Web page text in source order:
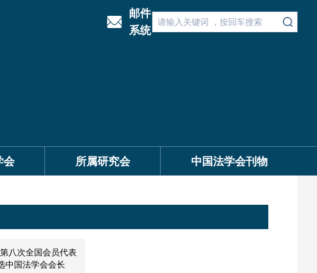
邮件
系统
会 所属研究会 中国法学会刊物
八次全国会员代表
中国法学会会长